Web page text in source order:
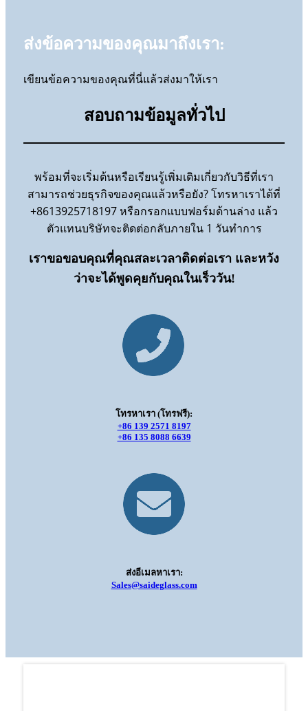
ส่งข้อความของคุณมาถึงเรา:
เขียนข้อความของคุณที่นี่แล้วส่งมาให้เรา
สอบถามข้อมูลทั่วไป
พร้อมที่จะเริ่มต้นหรือเรียนรู้เพิ่มเติมเกี่ยวกับวิธีที่เรา
สามารถช่วยธุรกิจของคุณแล้วหรือยัง? โทรหาเราได้ที่
+8613925718197 หรือกรอกแบบฟอร์มด้านล่าง แล้ว
ตัวแทนบริษัทจะติดต่อกลับภายใน 1 วันทำการ
เราขอขอบคุณที่คุณสละเวลาติดต่อเรา และหวัง
ว่าจะได้พูดคุยกับคุณในเร็ววัน!
โทรหาเรา (โทรฟรี):
+86 139 2571 8197
+86 135 8088 6639
ส่งอีเมลหาเรา:
Sales@saideglass.com